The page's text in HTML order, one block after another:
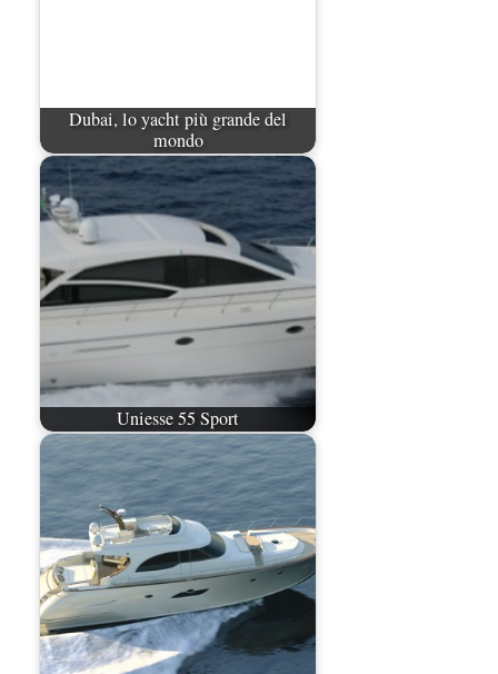
Dubai, lo yacht più grande del
mondo
Uniesse 55 Sport